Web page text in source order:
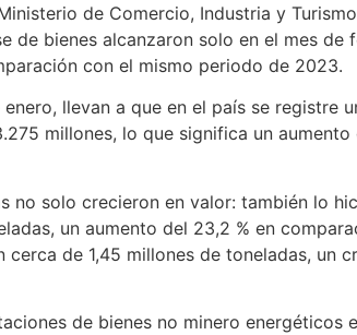
de Comercio, Industria y
de bienes alcanzaron solo en el mes de
con el mismo periodo de 2023.
llevan a que en el país se registre
millones, lo que significa un
no solo crecieron en valor: también lo
un aumento del 23,2 % en
cerca de 1,45 millones de toneladas, un
de bienes no minero